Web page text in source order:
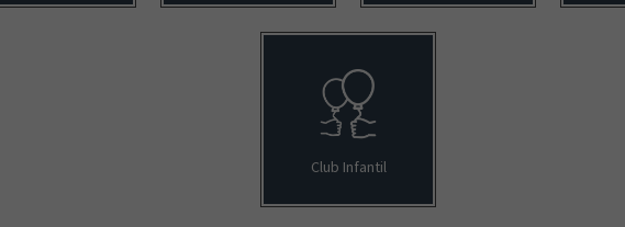
Club Infantil